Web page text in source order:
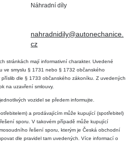
Náhradní díly
nahradnidily@autonechanice.
cz
stránkách mají informativní charakter. Uvedené
ve smyslu § 1731 nebo § 1732 občanského
dle § 1733 občanského zákoníku. Z uvedených
na uzavření smlouvy.
vozidel se předem informujte.
a prodávajícím může kupující (spotřebitel)
sporu. V takovém případě může kupující
řešení sporu, kterým je Česká obchodní
dle pravidel tam uvedených. Více informací o